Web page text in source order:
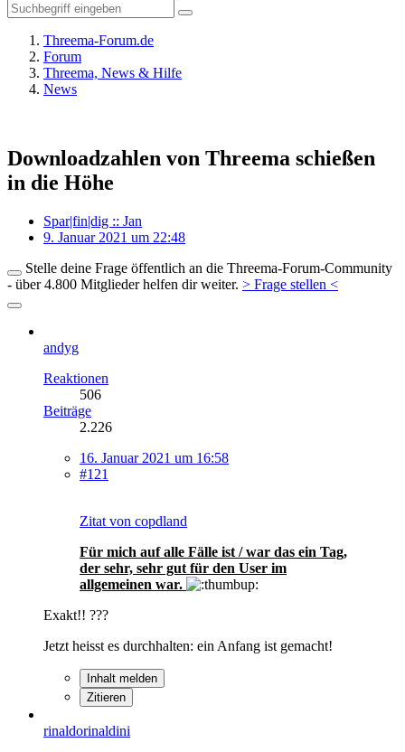
Threema-Forum.de
Forum
Threema, News & Hilfe
News
Downloadzahlen von Threema schießen
in die Höhe
Spar|fin|dig :: Jan
9. Januar 2021 um 22:48
Stelle deine Frage öffentlich an die Threema-Forum-Community
- über 4.800 Mitglieder helfen dir weiter. > Frage stellen <
andyg
Reaktionen
506
Beiträge
2.226
16. Januar 2021 um 16:58
#121
Zitat von copdland
Für mich auf alle Fälle ist / war das ein Tag,
der sehr, sehr gut für den User im
allgemeinen war.
Exakt!! ???
Jetzt heisst es durchhalten: ein Anfang ist gemacht!
Inhalt melden
Zitieren
rinaldorinaldini